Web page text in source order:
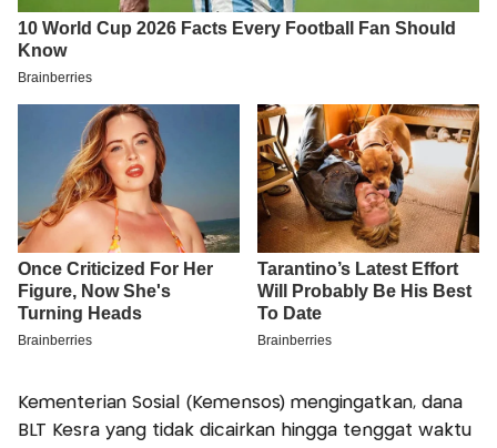
Kementerian Sosial (Kemensos) mengingatkan, dana
BLT Kesra yang tidak dicairkan hingga tenggat waktu